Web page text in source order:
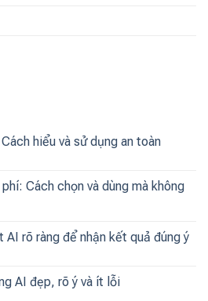
hiểu và sử dụng an toàn
Cách chọn và dùng mà không
AI rõ ràng để nhận kết quả đúng ý
AI đẹp, rõ ý và ít lỗi